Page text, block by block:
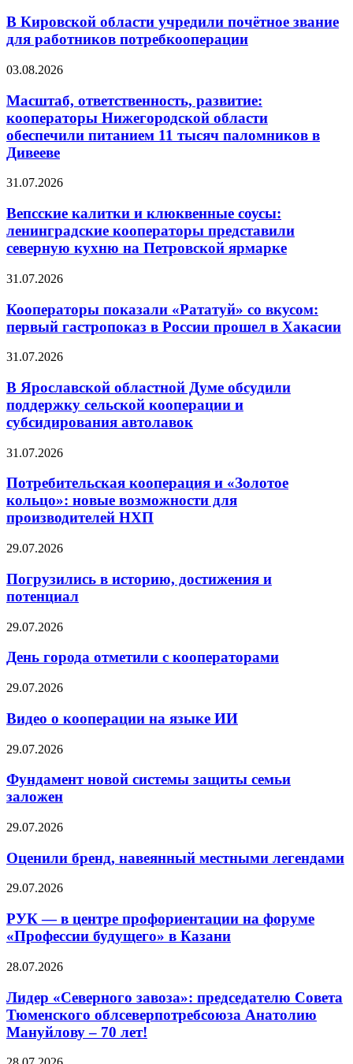
В Кировской области учредили почётное звание
для работников потребкооперации
03.08.2026
Масштаб, ответственность, развитие:
кооператоры Нижегородской области
обеспечили питанием 11 тысяч паломников в
Дивееве
31.07.2026
Вепсские калитки и клюквенные соусы:
ленинградские кооператоры представили
северную кухню на Петровской ярмарке
31.07.2026
Кооператоры показали «Рататуй» со вкусом:
первый гастропоказ в России прошел в Хакасии
31.07.2026
В Ярославской областной Думе обсудили
поддержку сельской кооперации и
субсидирования автолавок
31.07.2026
Потребительская кооперация и «Золотое
кольцо»: новые возможности для
производителей НХП
29.07.2026
Погрузились в историю, достижения и
потенциал
29.07.2026
День города отметили с кооператорами
29.07.2026
Видео о кооперации на языке ИИ
29.07.2026
Фундамент новой системы защиты семьи
заложен
29.07.2026
Оценили бренд, навеянный местными легендами
29.07.2026
РУК — в центре профориентации на форуме
«Профессии будущего» в Казани
28.07.2026
Лидер «Северного завоза»: председателю Совета
Тюменского облсеверпотребсоюза Анатолию
Мануйлову – 70 лет!